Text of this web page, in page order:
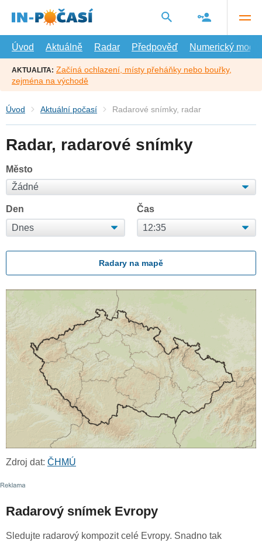
hlavní
Úvod
Aktuálně Radar Předpověď Numerický model
AKTUALITA: Začíná ochlazení, místy přeháňky nebo bouřky,
zejména na východě
Úvod Aktuální počasí Radarové snímky, radar
Radar, radarové snímky
Město
Den Čas
Radary na mapě
Zdroj dat: ČHMÚ
Radarový snímek Evropy
Sledujte radarový kompozit celé Evropy. Snadno tak